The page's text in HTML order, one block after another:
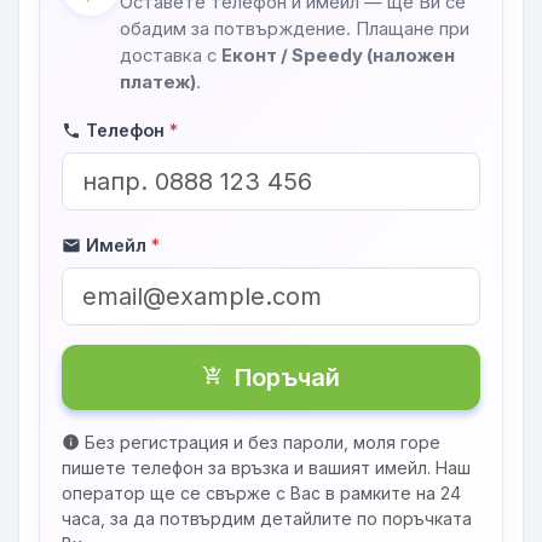
обадим за потвърждение. Плащане при
доставка с Еконт / Speedy (наложен
платеж).
phone Телефон *
mail Имейл *
shopping_cart_checkout Поръчай
info Без регистрация и без пароли, моля горе
пишете телефон за връзка и вашият имейл. Наш
оператор ще се свърже с Вас в рамките на 24
часа, за да потвърдим детайлите по поръчката